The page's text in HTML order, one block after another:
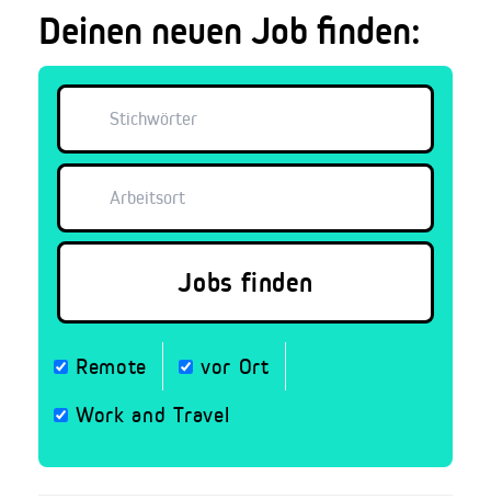
Deinen neuen Job finden:
Remote vor Ort
Work and Travel